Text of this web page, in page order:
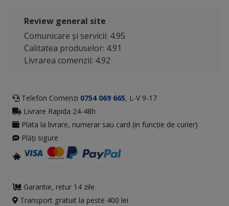
Review general site
Comunicare și servicii: 4.95
Calitatea produselor: 4.91
Livrarea comenzii: 4.92
Telefon Comenzi 0754 069 665, L-V 9-17
Livrare Rapida 24-48h
Plata la livrare, numerar sau card (in funcție de curier)
Plăți sigure
Garantie, retur 14 zile
Transport gratuit la peste 400 lei